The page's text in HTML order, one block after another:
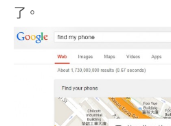
了。